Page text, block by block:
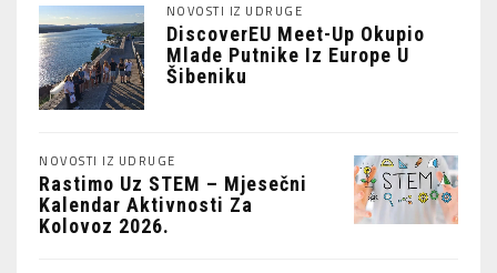
NOVOSTI IZ UDRUGE
DiscoverEU Meet-Up Okupio
Mlade Putnike Iz Europe U
Šibeniku
NOVOSTI IZ UDRUGE
Rastimo Uz STEM – Mjesečni
Kalendar Aktivnosti Za
Kolovoz 2026.